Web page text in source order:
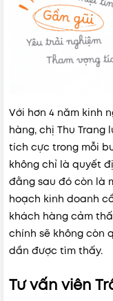
Với hơn 4 năm kinh
hàng, chị Thu Trang
tích cực trong mỗi
không chỉ là quyết
đằng sau đó còn là
hoạch kinh doanh
khách hàng cảm
chính sẽ không còn
dần được tìm thấy.
Tư vấn viên